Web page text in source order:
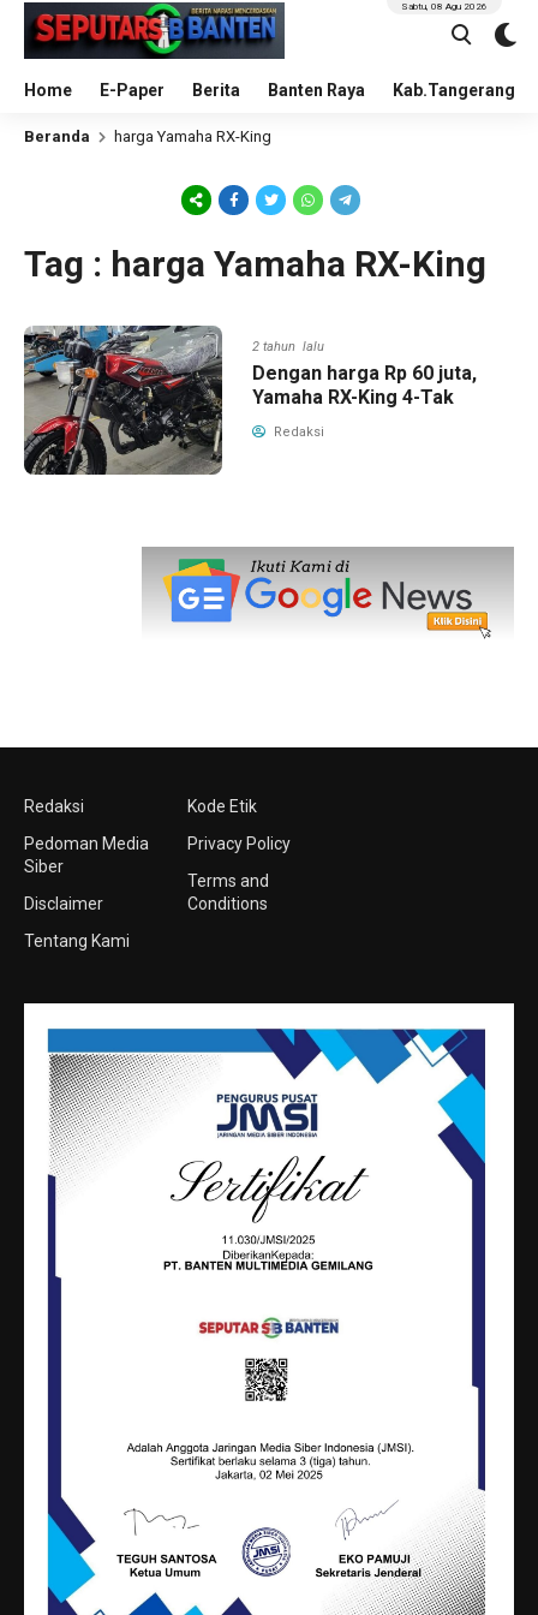
Home E-Paper Berita Banten Raya Kab.Tangerang
Sabtu, 08 Agu 2026
Beranda harga Yamaha RX-King
Tag : harga Yamaha RX-King
2 tahun lalu
Dengan harga Rp 60 juta,
Yamaha RX-King 4-Tak
Redaksi
Redaksi
Pedoman Media
Siber
Disclaimer
Tentang Kami
Kode Etik
Privacy Policy
Terms and
Conditions